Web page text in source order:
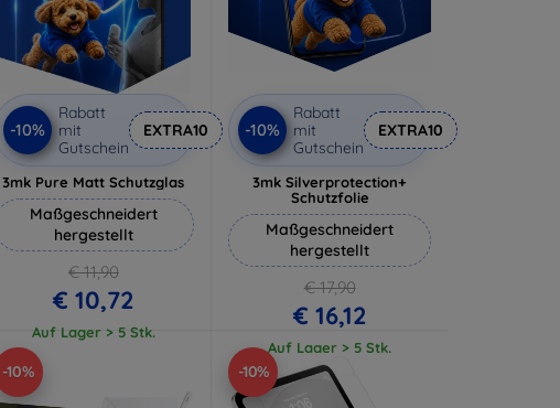
-10%
Rabatt
mit
Gutschein
EXTRA10
3mk Pure Matt Schutzglas
Maßgeschneidert
hergestellt
€ 11,90
€ 10,72
Auf Lager > 5 Stk.
-10%
Rabatt
mit
Gutschein
EXTRA10
3mk Silverprotection+
Schutzfolie
Maßgeschneidert
hergestellt
€ 17,90
€ 16,12
Auf Lager > 5 Stk.
-10% -10%